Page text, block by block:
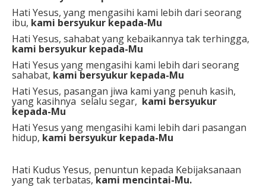
Hati Yesus, yang mengasihi kami lebih dari seorang
ibu, kami bersyukur kepada-Mu
Hati Yesus, sahabat yang kebaikannya tak terhingga,
kami bersyukur kepada-Mu
Hati Yesus yang mengasihi kami lebih dari seorang
sahabat, kami bersyukur kepada-Mu
Hati Yesus, pasangan jiwa kami yang penuh kasih,
yang kasihnya selalu segar, kami bersyukur
kepada-Mu
Hati Yesus yang mengasihi kami lebih dari pasangan
hidup, kami bersyukur kepada-Mu
Hati Kudus Yesus, penuntun kepada Kebijaksanaan
yang tak terbatas,kami mencintai-Mu.